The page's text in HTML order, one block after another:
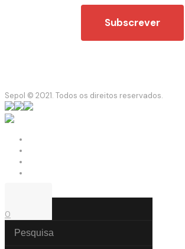
Sepol © 2021. Todos os direitos reservados.
0